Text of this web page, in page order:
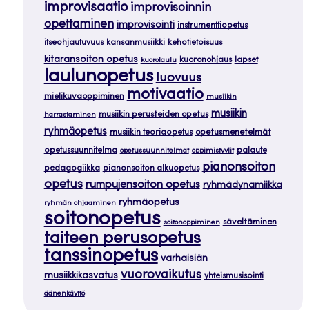
improvisaatio improvisoinnin
opettaminen improvisointi instrumenttiopetus
itseohjautuvuus kansanmusiikki kehotietoisuus
kitaransoiton opetus kuorolaulu kuoronohjaus lapset
laulunopetus luovuus
mielikuvaoppiminen motivaatio musiikin
harrastaminen musiikin perusteiden opetus musiikin
ryhmäopetus musiikin teoriaopetus opetusmenetelmät
opetussuunnitelma opetussuunnitelmat oppimistyylit palaute
pedagogiikka pianonsoiton alkuopetus pianonsoiton
opetus rumpujensoiton opetus ryhmädynamiikka
ryhmän ohjaaminen ryhmäopetus
soitonopetus soitonoppiminen säveltäminen
taiteen perusopetus
tanssinopetus varhaisiän
musiikkikasvatus vuorovaikutus yhteismusisointi
äänenkäyttö